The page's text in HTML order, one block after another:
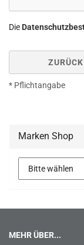
Die
ZURÜCK
* Pflichtangabe
Marken Shop
MEHR ÜBER...